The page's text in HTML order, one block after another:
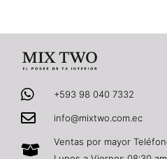
+593 98 040 7332
info@mixtwo.com.ec
Ventas por mayor